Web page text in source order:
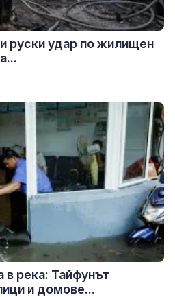
руски удар по жилищен
в река: Тайфунът
и домове...